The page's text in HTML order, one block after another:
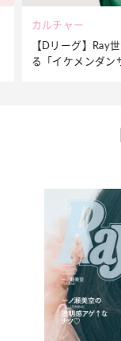
ビューティー
夏だからこそ“
ケア】アイテム